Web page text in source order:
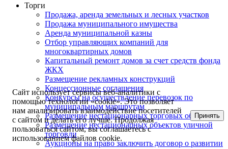
Торги
Продажа, аренда земельных и лесных участков
Продажа муниципального имущества
Аренда муниципальной казны
Отбор управляющих компаний для
многоквартирных домов
Капитальный ремонт домов за счет средств фонда
ЖКХ
Размещение рекламных конструкций
Концессионные соглашения
Конкурсы на осуществление перевозок по
муниципальным маршрутам
Размещение нестационарных торговых объектов
Размещение нестационарных объектов уличной
торговли
Аукционы на право заключить договор о развитии
Сайт использует сервисы веб-аналитики с
помощью технологии «cookie». Это позволяет
нам анализировать взаимодействие посетителей
с сайтом и делать его лучше. Продолжая
пользоваться сайтом, вы соглашаетесь с
использованием файлов cookie.
Принять